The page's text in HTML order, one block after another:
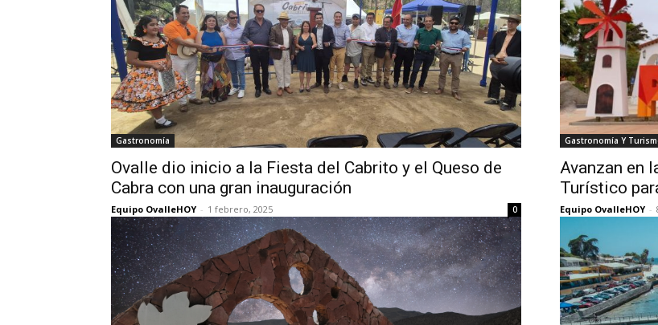
Gastronomía
Ovalle dio inicio a la Fiesta del Cabrito y el Queso de
Cabra con una gran inauguración
Equipo OvalleHOY - 1 febrero, 2025 0
Gastronomía Y
Avanzan en
Turístico
Equipo OvalleHOY -